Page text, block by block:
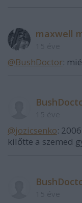
maxwell
@BushDoctor:
@jozicsenko:
kilőtte a szemed